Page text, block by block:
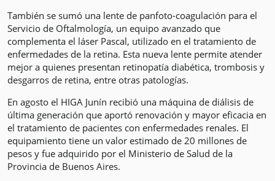
También se sumó una lente de panfoto-coagulación para el
Servicio de Oftalmología, un equipo avanzado que
complementa el láser Pascal, utilizado en el tratamiento de
enfermedades de la retina. Esta nueva lente permite atender
mejor a quienes presentan retinopatía diabética, trombosis y
desgarros de retina, entre otras patologías.
En agosto el HIGA Junín recibió una máquina de diálisis de
última generación que aportó renovación y mayor eficacia en
el tratamiento de pacientes con enfermedades renales. El
equipamiento tiene un valor estimado de 20 millones de
pesos y fue adquirido por el Ministerio de Salud de la
Provincia de Buenos Aires.